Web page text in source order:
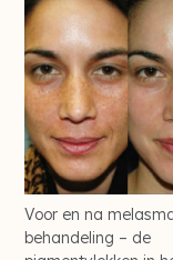
Voor en na
behandeling – de